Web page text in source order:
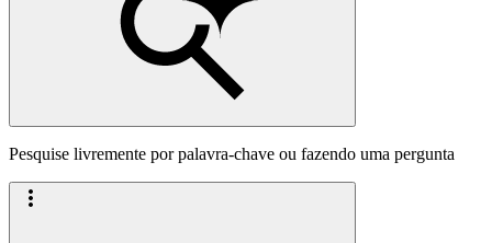
Pesquise livremente por palavra-chave ou fazendo uma pergunta